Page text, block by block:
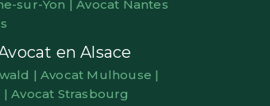
sur-Yon |Avocat Nantes
en Alsace
| Avocat Mulhouse |
|Avocat Strasbourg